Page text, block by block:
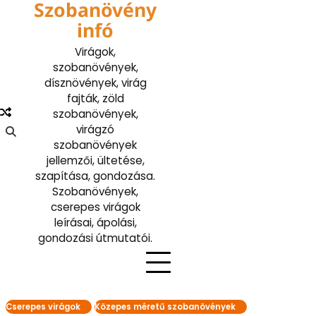
Szobanövény
infó
Virágok,
szobanövények,
dísznövények, virág
fajták, zöld
szobanövények,
virágzó
szobanövények
jellemzői, ültetése,
szapítása, gondozása.
Szobanövények,
cserepes virágok
leírásai, ápolási,
gondozási útmutatói.
Cserepes virágok
Közepes méretű szobanövények